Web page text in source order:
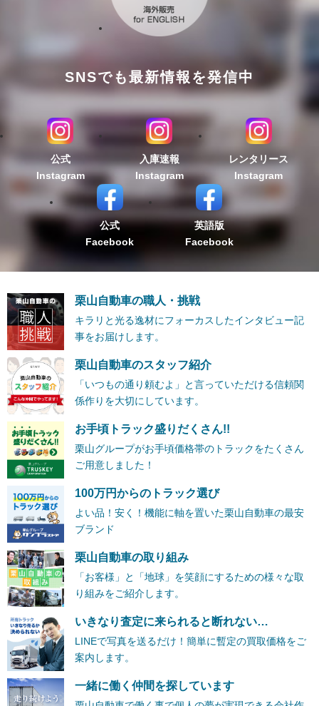
SNSでも最新情報を発信中
公式
Instagram
入庫速報
Instagram
レンタリース
Instagram
公式
Facebook
英語版
Facebook
栗山自動車の職人・挑戦
キラリと光る逸材にフォーカスしたインタビュー記
事をお届けします。
栗山自動車のスタッフ紹介
「いつもの通り頼むよ」と言っていただける信頼関
係作りを大切にしています。
お手頃トラック盛りだくさん!!
栗山グループがお手頃価格帯のトラックをたくさん
ご用意しました！
100万円からのトラック選び
よい品！安く！機能に軸を置いた栗山自動車の最安
ブランド
栗山自動車の取り組み
「お客様」と「地球」を笑顔にするための様々な取
り組みをご紹介します。
いきなり査定に来られると断れない…
LINEで写真を送るだけ！簡単に暫定の買取価格をご
案内します。
一緒に働く仲間を探しています